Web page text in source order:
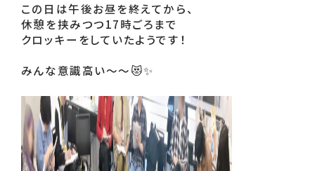
この日は午後お昼を終えてから、
休憩を挟みつつ17時ごろまで
クロッキーをしていたようです！
みんな意識高い～～😻✨